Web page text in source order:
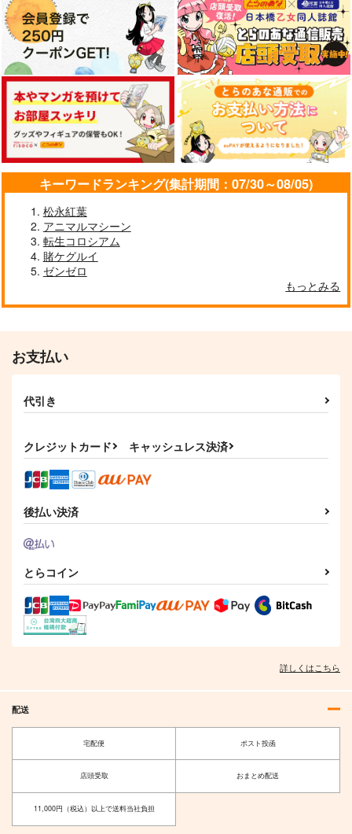
サンプル
作品詳細
サンプル
作品詳細
サンプル
作品詳細
おしえて！聖おねえち
ゃん！
770円（税込）
作品詳細 作品詳細 作品詳細
THE BEST - 20TH AN
NIVERSARY
SOUND HOLIC
2,750円
作品詳細
DOLLY MIXTURES
Meme in Wonderland.
作品詳細
Illstarred Dive
FELT
サンプル
作品詳細
キーワードランキング(集計期間：07/30～08/05)
松永紅葉
アニマルマシーン
転生コロシアム
賭ケグルイ
ゼンゼロ
もっとみる
お支払い
代引き
クレジットカード キャッシュレス決済
後払い決済
とらコイン
詳しくはこちら
配送
宅配便 ポスト投函
店頭受取 おまとめ配送
11,000円（税込）以上で送料当社負担